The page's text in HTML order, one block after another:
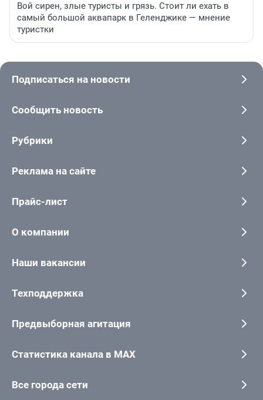
Вой сирен, злые туристы и грязь. Стоит ли ехать в
самый большой аквапарк в Геленджике — мнение
туристки
Подписаться на новости
Сообщить новость
Рубрики
Реклама на сайте
Прайс-лист
О компании
Наши вакансии
Техподдержка
Предвыборная агитация
Статистика канала в MAX
Все города сети